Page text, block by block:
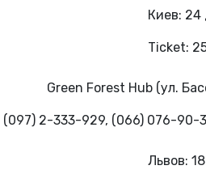
Киев: 24
Ticket:
Green Forest Hub (ул.
(097) 2-333-929, (066) 076-90-
Львов: